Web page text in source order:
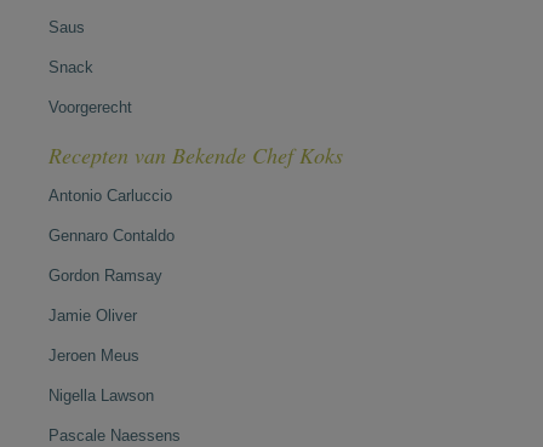
Saus
Snack
Voorgerecht
Recepten van Bekende Chef Koks
Antonio Carluccio
Gennaro Contaldo
Gordon Ramsay
Jamie Oliver
Jeroen Meus
Nigella Lawson
Pascale Naessens